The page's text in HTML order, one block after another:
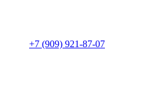
+7 (909) 921-87-07